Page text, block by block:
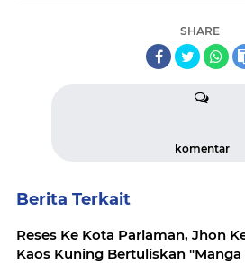
SHARE
komentar
Berita Terkait
Reses Ke Kota Pariaman, Jhon
Kaos Kuning Bertuliskan